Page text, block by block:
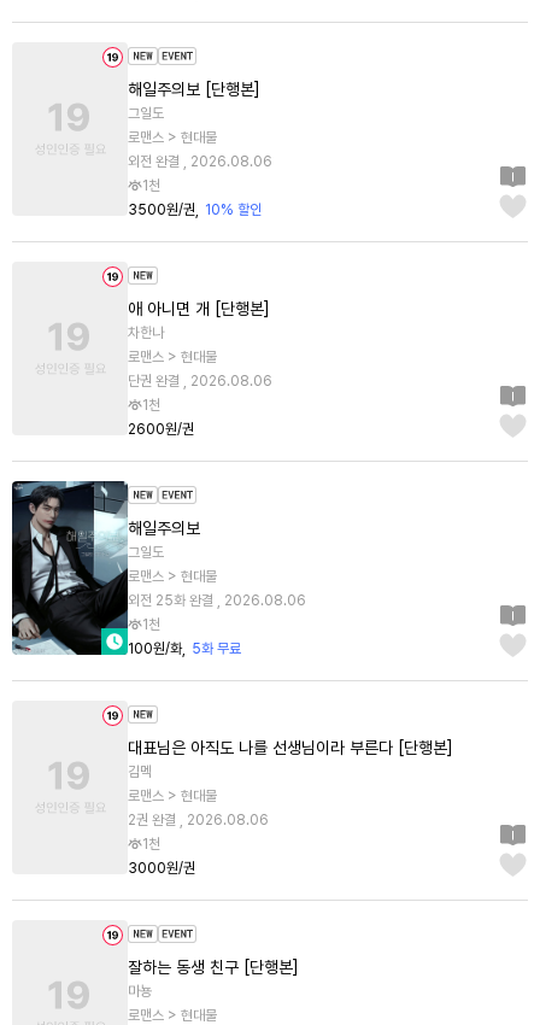
해일주의보 [단행본]
그일도
로맨스 > 현대물
외전 완결 , 2026.08.06
1천
3500원/권
10% 할인
애 아니면 개 [단행본]
차한나
로맨스 > 현대물
단권 완결 , 2026.08.06
1천
2600원/권
해일주의보
그일도
로맨스 > 현대물
외전 25화 완결 , 2026.08.06
1천
100원/화
5화 무료
대표님은 아직도 나를 선생님이라 부른다 [단행본]
김멕
로맨스 > 현대물
2권 완결 , 2026.08.06
1천
3000원/권
잘하는 동생 친구 [단행본]
마뇽
로맨스 > 현대물